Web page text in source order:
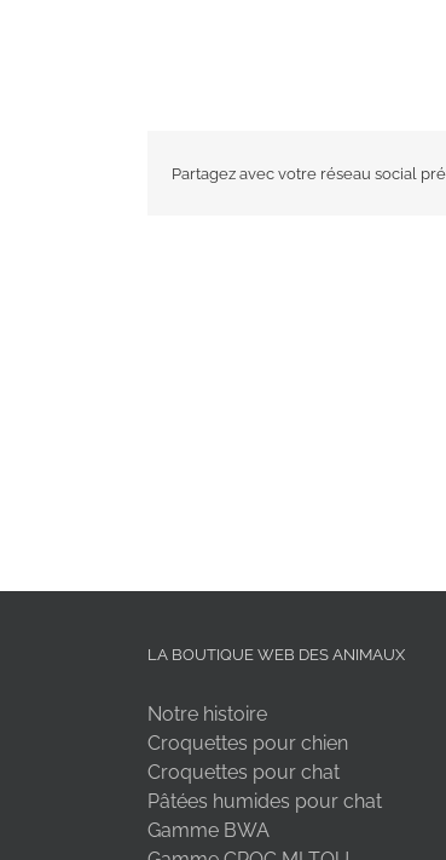
Partagez avec votre réseau social
LA BOUTIQUE WEB DES ANIMAUX
Notre histoire
Croquettes pour chien
Croquettes pour chat
Pâtées humides pour chat
Gamme BWA